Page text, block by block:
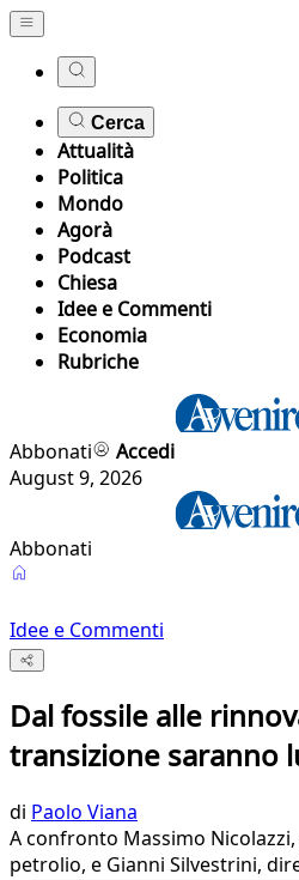
Cerca
Attualità
Politica
Mondo
Agorà
Podcast
Chiesa
Idee e Commenti
Economia
Rubriche
Abbonati
Accedi
August 9, 2026
Abbonati
Idee e Commenti
Dal fossile alle
transizione saranno
di Paolo Viana
A confronto Massimo
petrolio, e Gianni Silvestrini,